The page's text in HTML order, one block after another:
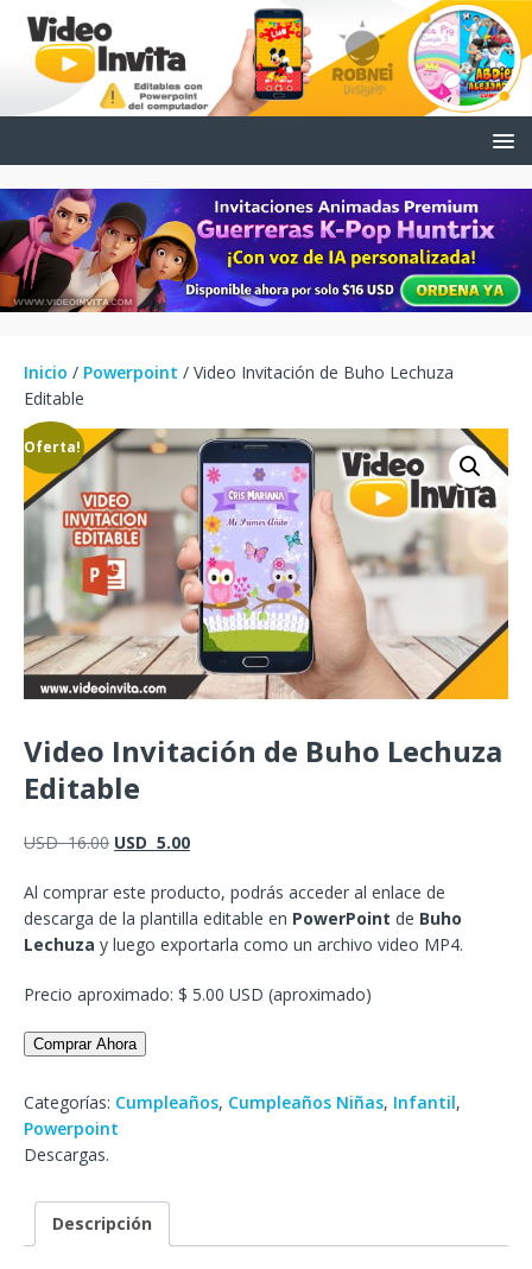
Inicio / Powerpoint / Video Invitación de Buho Lechuza
Editable
¡Oferta!
Video Invitación de Buho Lechuza
Editable
USD16.00 USD 5.00
Al comprar este producto, podrás acceder al enlace de
descarga de la plantilla editable en PowerPoint de Buho
Lechuza y luego exportarla como un archivo video MP4.
Precio aproximado: $ 5.00 USD (aproximado)
Comprar Ahora
Categorías: Cumpleaños, Cumpleaños Niñas, Infantil,
Powerpoint
Descargas.
Descripción